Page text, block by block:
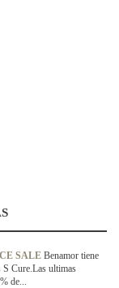
SALE Benamor tiene
S Cure.Las ultimas
de...